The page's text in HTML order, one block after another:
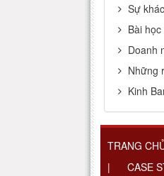
Sự
Bài
Doanh
Những
Kinh
TRANG
|
CASE